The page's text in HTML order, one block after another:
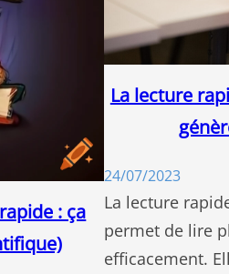
: ça
La lecture
24/07/2023
La lecture
permet de lire
efficacement.